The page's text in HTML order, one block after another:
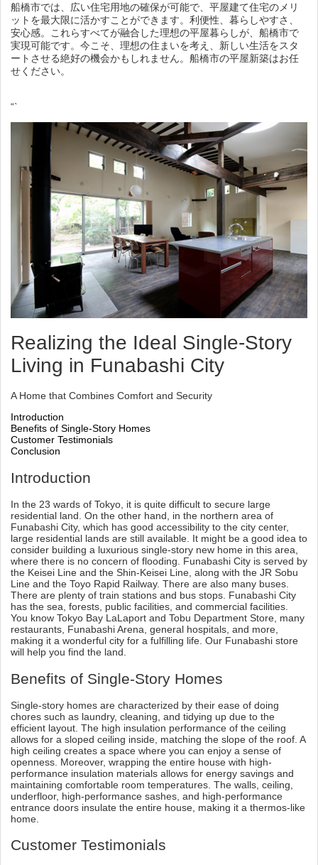
船橋市では、広い住宅用地の確保が可能で、平屋建て住宅のメリ
ットを最大限に活かすことができます。利便性、暮らしやすさ、
安心感。これらすべてが融合した理想の平屋暮らしが、船橋市で
実現可能です。今こそ、理想の住まいを考え、新しい生活をスタ
ートさせる絶好の機会かもしれません。船橋市の平屋新築はお任
せください。
“`
Realizing the Ideal Single-Story
Living in Funabashi City
A Home that Combines Comfort and Security
Introduction
Benefits of Single-Story Homes
Customer Testimonials
Conclusion
Introduction
In the 23 wards of Tokyo, it is quite difficult to secure large
residential land. On the other hand, in the northern area of
Funabashi City, which has good accessibility to the city center,
large residential lands are still available. It might be a good idea to
consider building a luxurious single-story new home in this area,
where there is no concern of flooding. Funabashi City is served by
the Keisei Line and the Shin-Keisei Line, along with the JR Sobu
Line and the Toyo Rapid Railway. There are also many buses.
There are plenty of train stations and bus stops. Funabashi City
has the sea, forests, public facilities, and commercial facilities.
You know Tokyo Bay LaLaport and Tobu Department Store, many
restaurants, Funabashi Arena, general hospitals, and more,
making it a wonderful city for a fulfilling life. Our Funabashi store
will help you find the land.
Benefits of Single-Story Homes
Single-story homes are characterized by their ease of doing
chores such as laundry, cleaning, and tidying up due to the
efficient layout. The high insulation performance of the ceiling
allows for a sloped ceiling inside, matching the slope of the roof. A
high ceiling creates a space where you can enjoy a sense of
openness. Moreover, wrapping the entire house with high-
performance insulation materials allows for energy savings and
maintaining comfortable room temperatures. The walls, ceiling,
underfloor, high-performance sashes, and high-performance
entrance doors insulate the entire house, making it a thermos-like
home.
Customer Testimonials